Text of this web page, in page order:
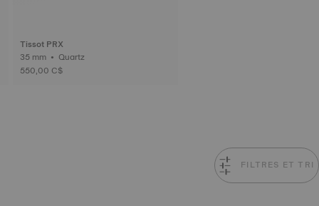
Tissot PRX
35 mm • Quartz
550,00 C$
FILTRES ET TRI